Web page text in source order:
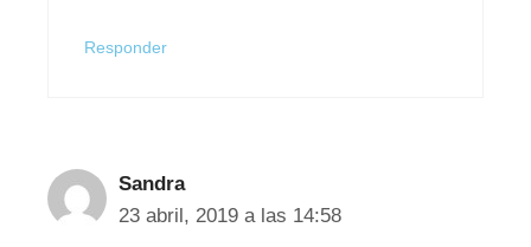
Responder
Sandra
23 abril, 2019 a las 14:58